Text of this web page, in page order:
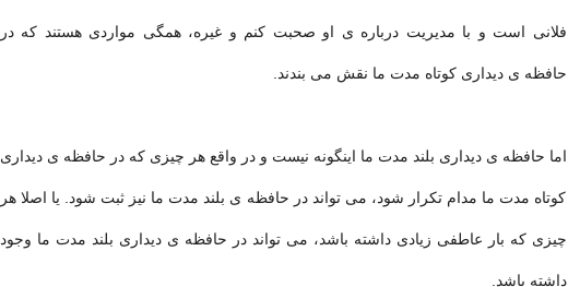
فلانی است و با مدیریت درباره ی او صحبت کنم و غیره، همگی مواردی هستند که در
حافظه ی دیداری کوتاه مدت ما نقش می بندند.
اما حافظه ی دیداری بلند مدت ما اینگونه نیست و در واقع هر چیزی که در حافظه ی دیداری
کوتاه مدت ما مدام تکرار شود، می تواند در حافظه ی بلند مدت ما نیز ثبت شود. یا اصلا هر
چیزی که بار عاطفی زیادی داشته باشد، می تواند در حافظه ی دیداری بلند مدت ما وجود
داشته باشد.